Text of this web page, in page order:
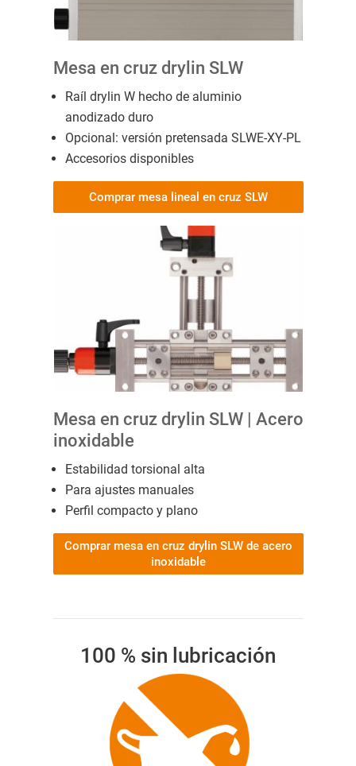
Mesa en cruz drylin SLW
Raíl drylin W hecho de aluminio
anodizado duro
Opcional: versión pretensada SLWE-XY-PL
Accesorios disponibles
Comprar mesa lineal en cruz SLW
Mesa en cruz drylin SLW | Acero
inoxidable
Estabilidad torsional alta
Para ajustes manuales
Perfil compacto y plano
Comprar mesa en cruz drylin SLW de acero
inoxidable
100 % sin lubricación